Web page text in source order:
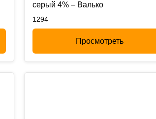
серый 4% – Валько
1294
Просмотреть